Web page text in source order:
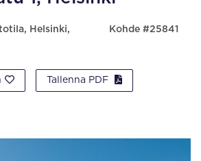
Helsinki,
Kohde #25841
Tallenna PDF